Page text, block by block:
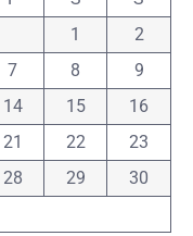
1
2
7 8
9
14 15
16
21 22
23
28 29
30